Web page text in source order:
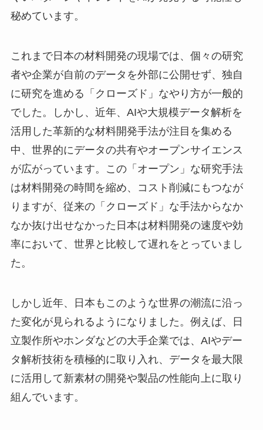
秘めています。
これまで日本の材料開発の現場では、個々の研究
者や企業が自前のデータを外部に公開せず、独自
に研究を進める「クローズド」なやり方が一般的
でした。しかし、近年、AIや大規模データ解析を
活用した革新的な材料開発手法が注目を集める
中、世界的にデータの共有やオープンサイエンス
が広がっています。この「オープン」な研究手法
は材料開発の時間を縮め、コスト削減にもつなが
りますが、従来の「クローズド」な手法からなか
なか抜け出せなかった日本は材料開発の速度や効
率において、世界と比較して遅れをとっていまし
た。
しかし近年、日本もこのような世界の潮流に沿っ
た変化が見られるようになりました。例えば、日
立製作所やホンダなどの大手企業では、AIやデー
タ解析技術を積極的に取り入れ、データを最大限
に活用して新素材の開発や製品の性能向上に取り
組んでいます。